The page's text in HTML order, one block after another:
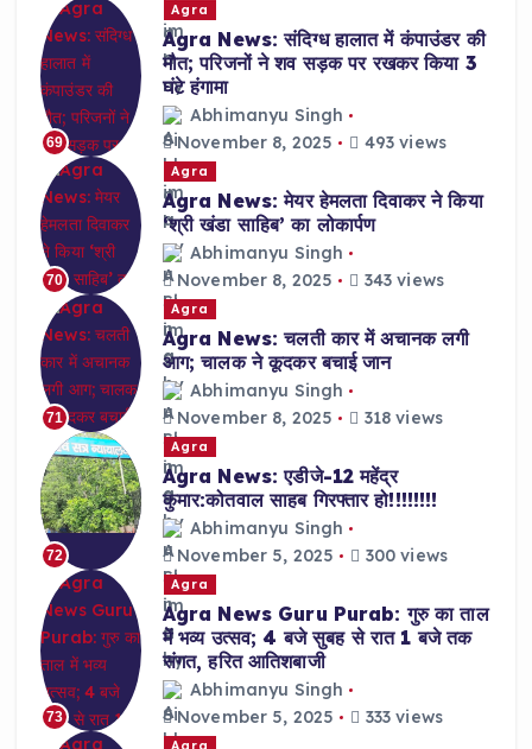
69
Agra
Agra News: संदिग्ध हालात में कंपाउंडर की
मौत; परिजनों ने शव सड़क पर रखकर किया 3
घंटे हंगामा
Abhimanyu Singh
November 8, 2025
493 views
70
Agra
Agra News: मेयर हेमलता दिवाकर ने किया
‘श्री खंडा साहिब’ का लोकार्पण
Abhimanyu Singh
November 8, 2025
343 views
71
Agra
Agra News: चलती कार में अचानक लगी
आग; चालक ने कूदकर बचाई जान
Abhimanyu Singh
November 8, 2025
318 views
72
Agra
Agra News: एडीजे-12 महेंद्र
कुमार:कोतवाल साहब गिरफ्तार हो!!!!!!!!
Abhimanyu Singh
November 5, 2025
300 views
73
Agra
Agra News Guru Purab: गुरु का ताल
में भव्य उत्सव; 4 बजे सुबह से रात 1 बजे तक
संगत, हरित आतिशबाजी
Abhimanyu Singh
November 5, 2025
333 views